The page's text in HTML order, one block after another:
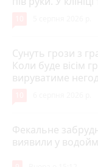
Сунуть грози з
Коли буде вісім
вируватиме
Фекальне
виявили у